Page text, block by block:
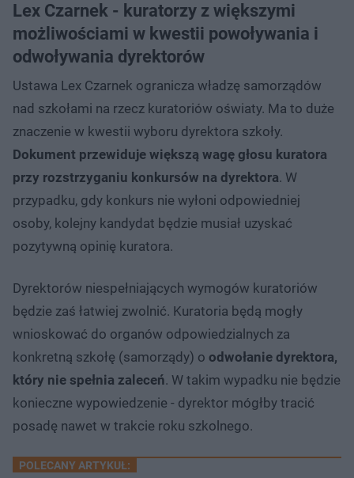
Lex Czarnek - kuratorzy z większymi
możliwościami w kwestii powoływania i
odwoływania dyrektorów
Ustawa Lex Czarnek ogranicza władzę samorządów
nad szkołami na rzecz kuratoriów oświaty. Ma to duże
znaczenie w kwestii wyboru dyrektora szkoły.
Dokument przewiduje większą wagę głosu kuratora
przy rozstrzyganiu konkursów na dyrektora. W
przypadku, gdy konkurs nie wyłoni odpowiedniej
osoby, kolejny kandydat będzie musiał uzyskać
pozytywną opinię kuratora.
Dyrektorów niespełniających wymogów kuratoriów
będzie zaś łatwiej zwolnić. Kuratoria będą mogły
wnioskować do organów odpowiedzialnych za
konkretną szkołę (samorządy) o odwołanie dyrektora,
który nie spełnia zaleceń. W takim wypadku nie będzie
konieczne wypowiedzenie - dyrektor mógłby tracić
posadę nawet w trakcie roku szkolnego.
POLECANY ARTYKUŁ: